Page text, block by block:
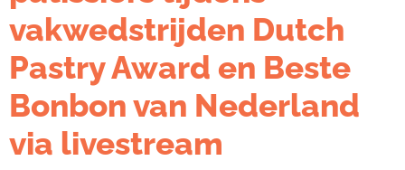
vakwedstrijden Dutch
Pastry Award en Beste
Bonbon van Nederland
via livestream